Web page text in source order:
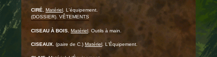
CIRÉ. Matériel . L'équipement.
(DOSSIER). VÊTEMENTS
CISEAU À BOIS. Matériel . Outils à main.
CISEAUX. (paire de C.) Matériel . L'Équipement.